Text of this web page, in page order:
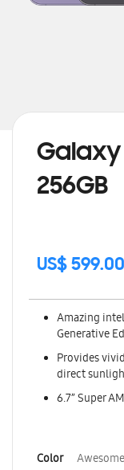
Galaxy
256GB
US$ 599.00
Amazing
Generative
Provides
direct
6.7” Super
Color
the
beginning
images